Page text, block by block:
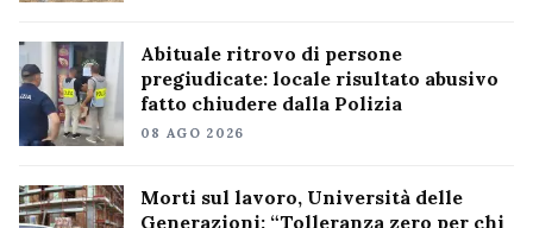
Abituale ritrovo di persone
pregiudicate: locale risultato abusivo
fatto chiudere dalla Polizia
08 AGO 2026
Morti sul lavoro, Università delle
Generazioni: “Tolleranza zero per chi